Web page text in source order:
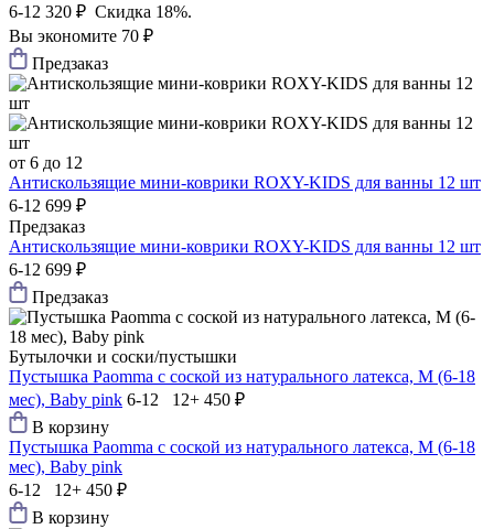
6-12 320 ₽ Скидка 18%.
Вы экономите 70 ₽
Предзаказ
от 6 до 12
Антискользящие мини-коврики ROXY-KIDS для ванны 12 шт
6-12 699 ₽
Предзаказ
Антискользящие мини-коврики ROXY-KIDS для ванны 12 шт
6-12 699 ₽
Предзаказ
Бутылочки и соски/пустышки
Пустышка Paomma с соской из натурального латекса, M (6-18
мес), Baby pink 6-12 12+ 450 ₽
В корзину
Пустышка Paomma с соской из натурального латекса, M (6-18
мес), Baby pink
6-12 12+ 450 ₽
В корзину